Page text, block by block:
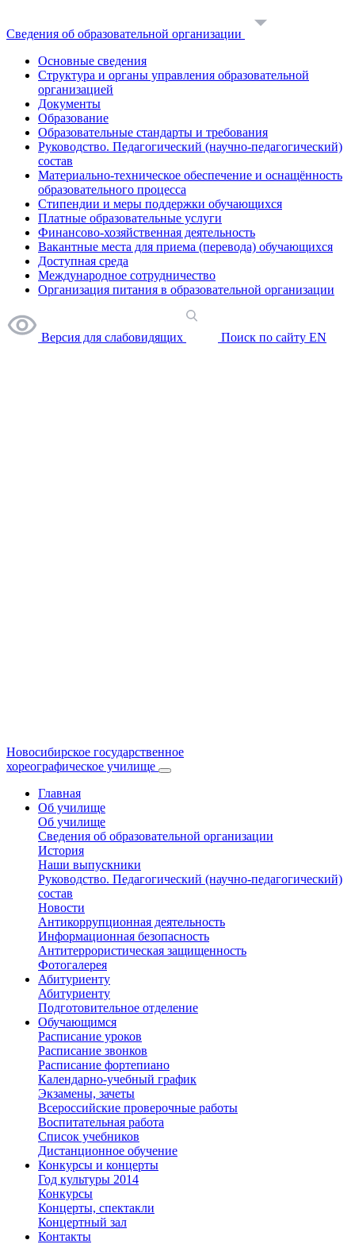
Сведения об образовательной организации
Основные сведения
Структура и органы управления образовательной
организацией
Документы
Образование
Образовательные стандарты и требования
Руководство. Педагогический (научно-педагогический)
состав
Материально-техническое обеспечение и оснащённость
образовательного процесса
Стипендии и меры поддержки обучающихся
Платные образовательные услуги
Финансово-хозяйственная деятельность
Вакантные места для приема (перевода) обучающихся
Доступная среда
Международное сотрудничество
Организация питания в образовательной организации
Версия для слабовидящих Поиск по сайту EN
Новосибирское государственное
хореографическое училище
Главная
Об училище
Об училище
Сведения об образовательной организации
История
Наши выпускники
Руководство. Педагогический (научно-педагогический)
состав
Новости
Антикоррупционная деятельность
Информационная безопасность
Антитеррористическая защищенность
Фотогалерея
Абитуриенту
Абитуриенту
Подготовительное отделение
Обучающимся
Расписание уроков
Расписание звонков
Расписание фортепиано
Календарно-учебный график
Экзамены, зачеты
Всероссийские проверочные работы
Воспитательная работа
Список учебников
Дистанционное обучение
Конкурсы и концерты
Год культуры 2014
Конкурсы
Концерты, спектакли
Концертный зал
Контакты